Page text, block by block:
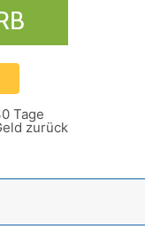
Tage
zurück